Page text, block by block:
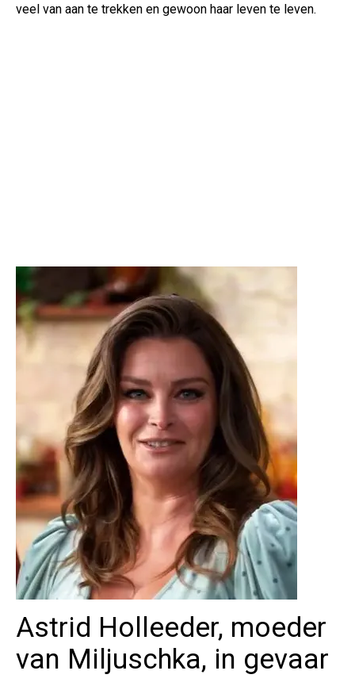
veel van aan te trekken en gewoon haar leven te leven.
Astrid Holleeder, moeder
van Miljuschka, in gevaar